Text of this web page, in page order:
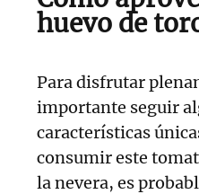
huevo de
Para disfrutar
importante seguir
características
consumir este
la nevera, es